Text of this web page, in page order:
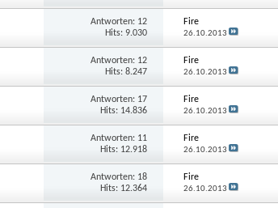
Antworten: 12
Hits: 9.030
Fire
26.10.2013
Antworten: 12
Hits: 8.247
Fire
26.10.2013
Antworten: 17
Hits: 14.836
Fire
26.10.2013
Antworten: 11
Hits: 12.918
Fire
26.10.2013
Antworten: 18
Hits: 12.364
Fire
26.10.2013